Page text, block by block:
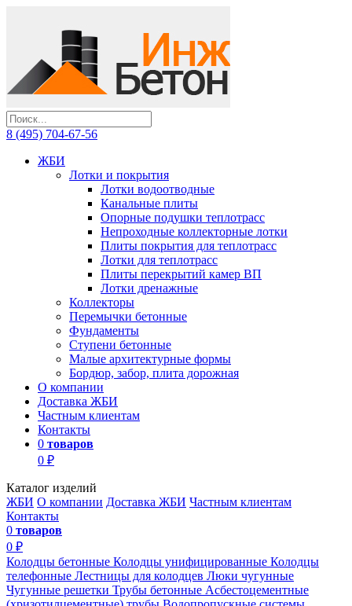
8 (495) 704-67-56
ЖБИ
Лотки и покрытия
Лотки водоотводные
Канальные плиты
Опорные подушки теплотрасс
Непроходные коллекторные лотки
Плиты покрытия для теплотрасс
Лотки для теплотрасс
Плиты перекрытий камер ВП
Лотки дренажные
Коллекторы
Перемычки бетонные
Фундаменты
Ступени бетонные
Малые архитектурные формы
Бордюр, забор, плита дорожная
О компании
Доставка ЖБИ
Частным клиентам
Контакты
0 товаров
0 ₽
Каталог изделий
ЖБИ О компании Доставка ЖБИ Частным клиентам
Контакты
0 товаров
0 ₽
Колодцы бетонные Колодцы унифицированные Колодцы
телефонные Лестницы для колодцев Люки чугунные
Чугунные решетки Трубы бетонные Асбестоцементные